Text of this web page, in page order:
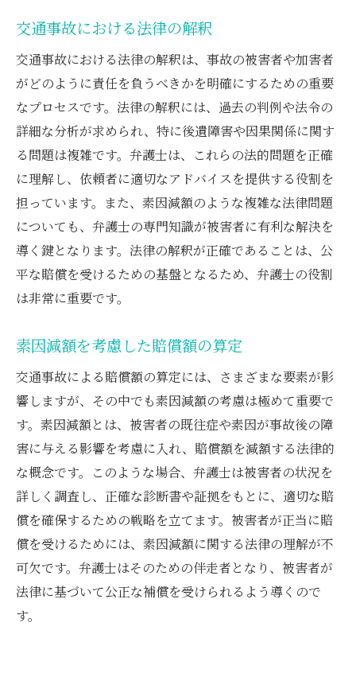
交通事故における法律の解釈
交通事故における法律の解釈は、事故の被害者や加害者
がどのように責任を負うべきかを明確にするための重要
なプロセスです。法律の解釈には、過去の判例や法令の
詳細な分析が求められ、特に後遺障害や因果関係に関す
る問題は複雑です。弁護士は、これらの法的問題を正確
に理解し、依頼者に適切なアドバイスを提供する役割を
担っています。また、素因減額のような複雑な法律問題
についても、弁護士の専門知識が被害者に有利な解決を
導く鍵となります。法律の解釈が正確であることは、公
平な賠償を受けるための基盤となるため、弁護士の役割
は非常に重要です。
素因減額を考慮した賠償額の算定
交通事故による賠償額の算定には、さまざまな要素が影
響しますが、その中でも素因減額の考慮は極めて重要で
す。素因減額とは、被害者の既往症や素因が事故後の障
害に与える影響を考慮に入れ、賠償額を減額する法律的
な概念です。このような場合、弁護士は被害者の状況を
詳しく調査し、正確な診断書や証拠をもとに、適切な賠
償を確保するための戦略を立てます。被害者が正当に賠
償を受けるためには、素因減額に関する法律の理解が不
可欠です。弁護士はそのための伴走者となり、被害者が
法律に基づいて公正な補償を受けられるよう導くので
す。